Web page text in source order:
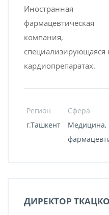
Иностранная
фармацевтическая
компания,
специализирующаяся
кардиопрепаратах.
Регион Сфера
г.Ташкент
Медицина,
ДИРЕКТОР